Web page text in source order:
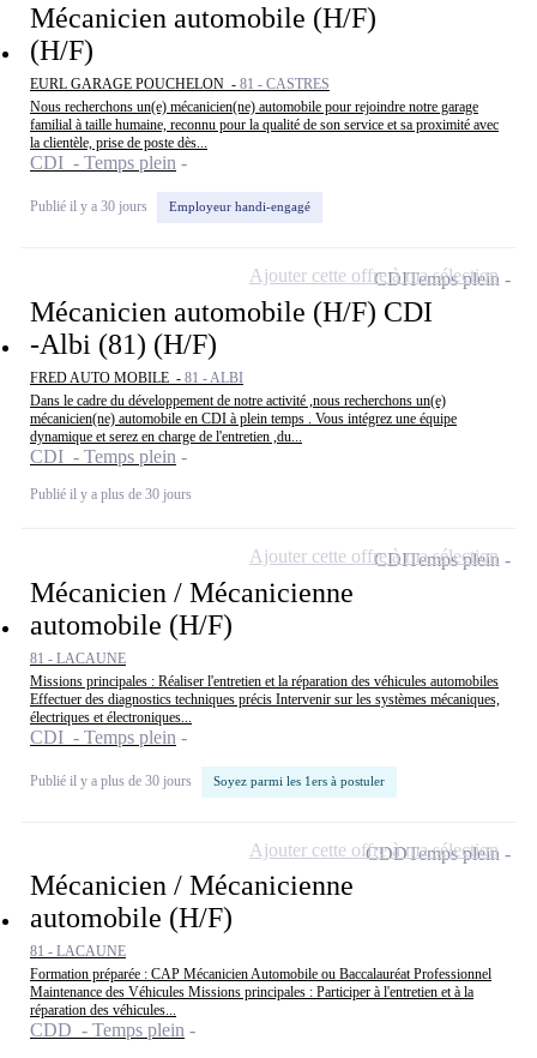
Mécanicien automobile (H/F)
(H/F)
EURL GARAGE POUCHELON - 81 - CASTRES
Nous recherchons un(e) mécanicien(ne) automobile pour rejoindre notre garage
familial à taille humaine, reconnu pour la qualité de son service et sa proximité avec
la clientèle, prise de poste dès...
CDI - Temps plein
Publié il y a 30 jours Employeur handi-engagé
Mécanicien automobile (H/F) CDI
-Albi (81) (H/F)
FRED AUTO MOBILE - 81 - ALBI
Dans le cadre du développement de notre activité ,nous recherchons un(e)
mécanicien(ne) automobile en CDI à plein temps . Vous intégrez une équipe
dynamique et serez en charge de l'entretien ,du...
CDI - Temps plein
Publié il y a plus de 30 jours
CDITemps plein
Ajouter cette offre à ma sélection
Mécanicien / Mécanicienne
automobile (H/F)
81 - LACAUNE
Missions principales : Réaliser l'entretien et la réparation des véhicules automobiles
Effectuer des diagnostics techniques précis Intervenir sur les systèmes mécaniques,
électriques et électroniques...
CDI - Temps plein
Publié il y a plus de 30 jours Soyez parmi les 1ers à postuler
CDITemps plein
Ajouter cette offre à ma sélection
Mécanicien / Mécanicienne
automobile (H/F)
81 - LACAUNE
Formation préparée : CAP Mécanicien Automobile ou Baccalauréat Professionnel
Maintenance des Véhicules Missions principales : Participer à l'entretien et à la
réparation des véhicules...
CDD - Temps plein
CDDTemps plein
Ajouter cette offre à ma sélection